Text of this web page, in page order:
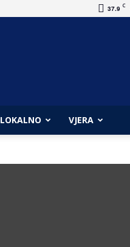
37.9 C
LOKALNO VJERA